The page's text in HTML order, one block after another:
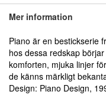
Mer information
Piano är en bestickserie
hos dessa redskap
komforten, mjuka linjer
de känns märkligt
Design: Piano Design,